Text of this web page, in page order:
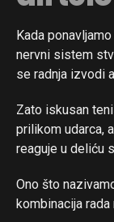
Kada
nervni sistem
se radnja izvodi
Zato iskusan
prilikom udarca,
reaguje u deliću
Ono što
kombinacija